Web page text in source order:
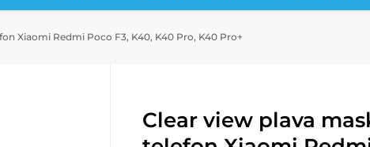
Xiaomi Redmi Poco F3, K40, K40 Pro, K40 Pro+
Clear view plava